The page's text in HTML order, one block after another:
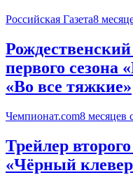
Российская Газета8
первого сезона
«Во все тяжкие»
Чемпионат.com8 месяцев
Трейлер
«Чёрный